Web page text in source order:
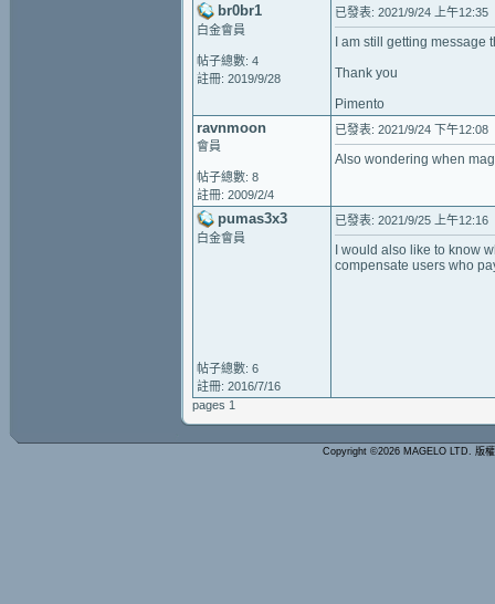
br0br1
白金會員
帖子總數: 4
註冊: 2019/9/28
已發表: 2021/9/24 上午12:35
I am still getting
Thank you
Pimento
ravnmoon
會員
帖子總數: 8
註冊: 2009/2/4
已發表: 2021/9/24 下午12:08
Also wondering when
pumas3x3
白金會員
帖子總數: 6
註冊: 2016/7/16
已發表: 2021/9/25 上午12:16
I would also like to know
compensate users who
pages 1
Copyright ©2026 MAGELO LTD. 版